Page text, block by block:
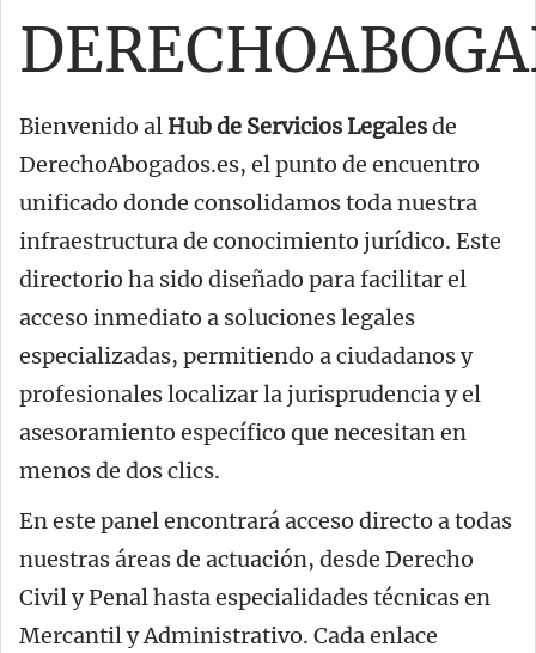
Bienvenido al Hub de Servicios Legalesde
DerechoAbogados.es, el punto de encuentro
unificado donde consolidamos toda nuestra
infraestructura de conocimiento jurídico. Este
directorio ha sido diseñado para facilitar el
acceso inmediato a soluciones legales
especializadas, permitiendo a ciudadanos y
profesionales localizar la jurisprudencia y el
asesoramiento específico que necesitan en
menos de dos clics.
En este panel encontrará acceso directo a todas
nuestras áreas de actuación, desde Derecho
Civil y Penal hasta especialidades técnicas en
Mercantil y Administrativo. Cada enlace